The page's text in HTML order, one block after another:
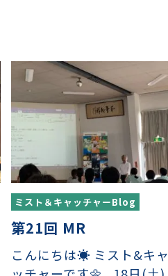
ミスト＆キャッチャーBlog
第21回 MR
こんにちは☀️ ミスト&キャ